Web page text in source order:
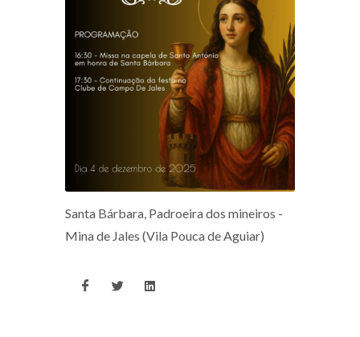
Santa Bárbara, Padroeira dos mineiros -
Mina de Jales (Vila Pouca de Aguiar)